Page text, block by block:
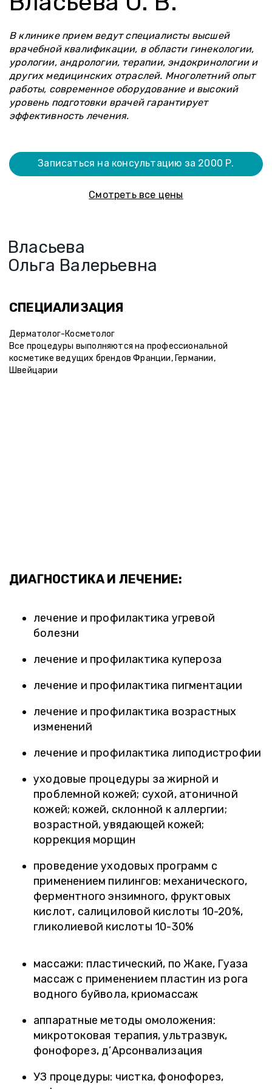
В клинике прием ведут специалисты высшей
врачебной квалификации, в области гинекологии,
урологии, андрологии, терапии, эндокринологии и
других медицинских отраслей. Многолетний опыт
работы, современное оборудование и высокий
уровень подготовки врачей гарантирует
эффективность лечения.
Записаться на консультацию за 2000 Р.
Смотреть все цены
Власьева
Ольга Валерьевна
СПЕЦИАЛИЗАЦИЯ
Дерматолог-Косметолог
Все процедуры выполняются на профессиональной
косметике ведущих брендов Франции, Германии,
Швейцарии
ДИАГНОСТИКА И ЛЕЧЕНИЕ:
лечение и профилактика угревой
болезни
лечение и профилактика купероза
лечение и профилактика пигментации
лечение и профилактика возрастных
изменений
лечение и профилактика липодистрофии
уходовые процедуры за жирной и
проблемной кожей; сухой, атоничной
кожей; кожей, склонной к аллергии;
возрастной, увядающей кожей;
коррекция морщин
проведение уходовых программ с
применением пилингов: механического,
ферментного энзимного, фруктовых
кислот, салициловой кислоты 10-20%,
гликолиевой кислоты 10-30%
массажи: пластический, по Жаке, Гуаза
массаж с применением пластин из рога
водного буйвола, криомассаж
аппаратные методы омоложения:
микротоковая терапия, ультразвук,
фонофорез, д’Арсонвализация
УЗ процедуры: чистка, фонофорез,